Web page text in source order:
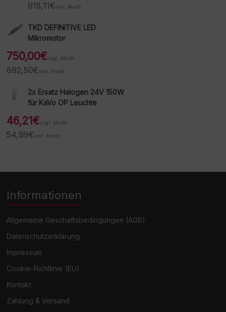
915,11€ inkl. MwSt.
TKD DEFINITIVE LED
Mikromotor
750,00€zzgl. MwSt.
892,50€ inkl. MwSt.
2x Ersatz Halogen 24V 150W
für KaVo OP Leuchte
46,21€zzgl. MwSt.
54,99€ inkl. MwSt.
Informationen
Allgemeine Geschäftsbedingungen (AGB)
Datenschutzerklärung
Impressum
Cookie-Richtlinie (EU)
Kontakt
Zahlung & Versand